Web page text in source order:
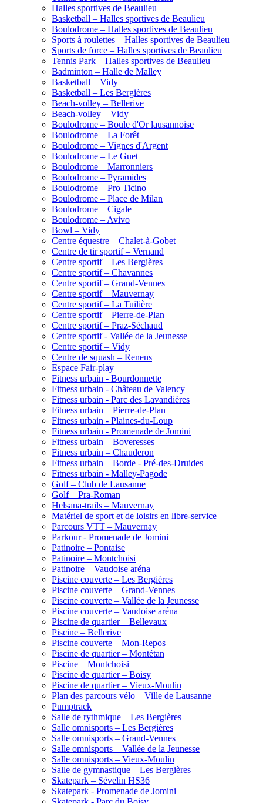
Halles sportives de Beaulieu
Basketball – Halles sportives de Beaulieu
Boulodrome – Halles sportives de Beaulieu
Sports à roulettes – Halles sportives de Beaulieu
Sports de force – Halles sportives de Beaulieu
Tennis Park – Halles sportives de Beaulieu
Badminton – Halle de Malley
Basketball – Vidy
Basketball – Les Bergières
Beach-volley – Bellerive
Beach-volley – Vidy
Boulodrome – Boule d'Or lausannoise
Boulodrome – La Forêt
Boulodrome – Vignes d'Argent
Boulodrome – Le Guet
Boulodrome – Marronniers
Boulodrome – Pyramides
Boulodrome – Pro Ticino
Boulodrome – Place de Milan
Boulodrome – Cigale
Boulodrome – Avivo
Bowl – Vidy
Centre équestre – Chalet-à-Gobet
Centre de tir sportif – Vernand
Centre sportif – Les Bergières
Centre sportif – Chavannes
Centre sportif – Grand-Vennes
Centre sportif – Mauvernay
Centre sportif – La Tuilière
Centre sportif – Pierre-de-Plan
Centre sportif – Praz-Séchaud
Centre sportif - Vallée de la Jeunesse
Centre sportif – Vidy
Centre de squash – Renens
Espace Fair-play
Fitness urbain - Bourdonnette
Fitness urbain - Château de Valency
Fitness urbain - Parc des Lavandières
Fitness urbain – Pierre-de-Plan
Fitness urbain - Plaines-du-Loup
Fitness urbain - Promenade de Jomini
Fitness urbain – Boveresses
Fitness urbain – Chauderon
Fitness urbain – Borde - Pré-des-Druides
Fitness urbain - Malley-Pagode
Golf – Club de Lausanne
Golf – Pra-Roman
Helsana-trails – Mauvernay
Matériel de sport et de loisirs en libre-service
Parcours VTT – Mauvernay
Parkour - Promenade de Jomini
Patinoire – Pontaise
Patinoire – Montchoisi
Patinoire – Vaudoise aréna
Piscine couverte – Les Bergières
Piscine couverte – Grand-Vennes
Piscine couverte – Vallée de la Jeunesse
Piscine couverte – Vaudoise aréna
Piscine de quartier – Bellevaux
Piscine – Bellerive
Piscine couverte – Mon-Repos
Piscine de quartier – Montétan
Piscine – Montchoisi
Piscine de quartier – Boisy
Piscine de quartier – Vieux-Moulin
Plan des parcours vélo – Ville de Lausanne
Pumptrack
Salle de rythmique – Les Bergières
Salle omnisports – Les Bergières
Salle omnisports – Grand-Vennes
Salle omnisports – Vallée de la Jeunesse
Salle omnisports – Vieux-Moulin
Salle de gymnastique – Les Bergières
Skatepark – Sévelin HS36
Skatepark - Promenade de Jomini